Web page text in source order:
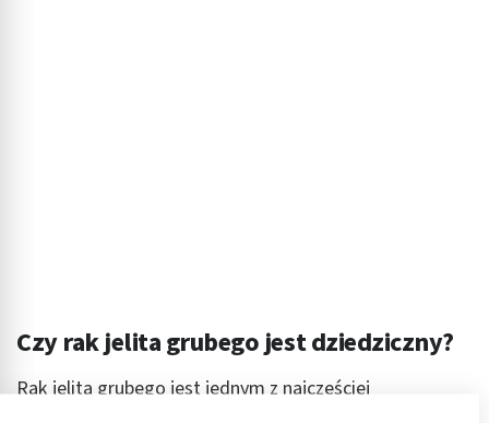
Czy rak jelita grubego jest dziedziczny?
Rak jelita grubego jest jednym z najczęściej